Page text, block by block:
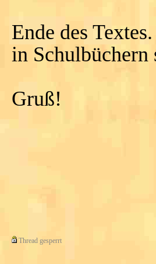
Ende des
in
Gruß!
Thread gesperrt